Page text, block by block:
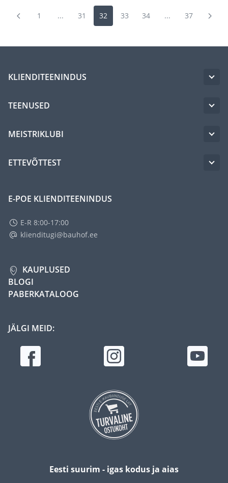
1 ... 31 32 33 34 ... 37
KLIENDITEENINDUS
TEENUSED
MEISTRIKLUBI
ETTEVÕTTEST
E-POE KLIENDITEENINDUS
E-R 8:00-17:00
klienditugi@bauhof.ee
KAUPLUSED
BLOGI
PABERKATALOOG
JÄLGI MEID:
Eesti suurim - igas kodus ja aias